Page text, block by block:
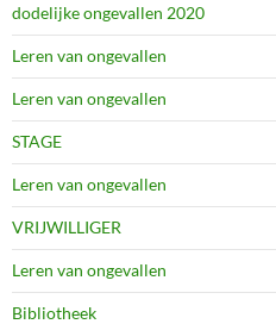
dodelijke ongevallen 2020
Leren van ongevallen
Leren van ongevallen
STAGE
Leren van ongevallen
VRIJWILLIGER
Leren van ongevallen
Bibliotheek